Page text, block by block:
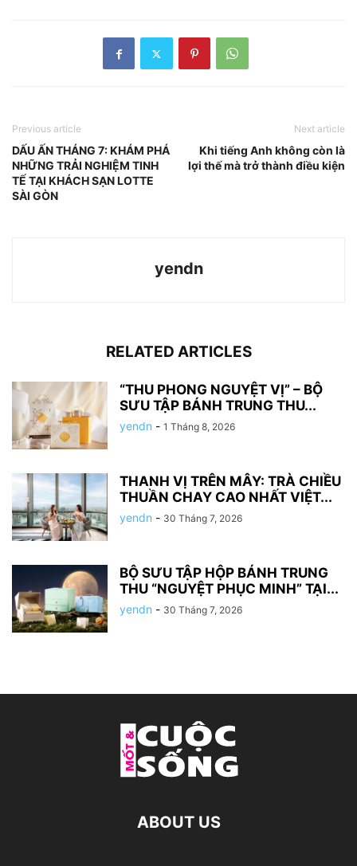
Previous article
DẤU ẤN THÁNG 7: KHÁM PHÁ
NHỮNG TRẢI NGHIỆM TINH
TẾ TẠI KHÁCH SẠN LOTTE
SÀI GÒN
Next article
Khi tiếng Anh không còn là
lợi thế mà trở thành điều kiện
yendn
RELATED ARTICLES
“THU PHONG NGUYỆT VỊ” – BỘ
SƯU TẬP BÁNH TRUNG THU...
yendn - 1 Tháng 8, 2026
THANH VỊ TRÊN MÂY: TRÀ CHIỀU
THUẦN CHAY CAO NHẤT VIỆT...
yendn - 30 Tháng 7, 2026
BỘ SƯU TẬP HỘP BÁNH TRUNG
THU “NGUYỆT PHỤC MINH” TẠI...
yendn - 30 Tháng 7, 2026
ABOUT US